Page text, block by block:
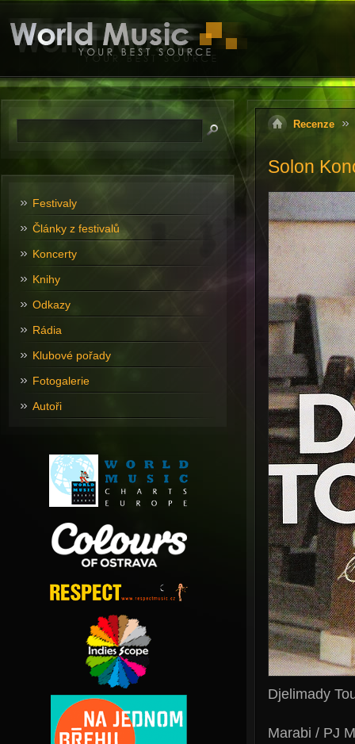
Recenze
Solon
Djelimady
Marabi / PJ
Festivaly
Články z festivalů
Koncerty
Knihy
Odkazy
Rádia
Klubové pořady
Fotogalerie
Autoři